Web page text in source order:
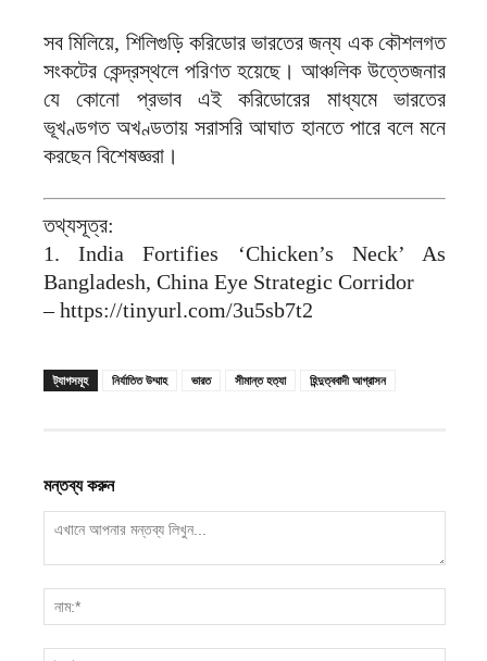
সব মিলিয়ে, শিলিগুড়ি করিডোর ভারতের জন্য এক কৌশলগত
সংকটের কেন্দ্রস্থলে পরিণত হয়েছে। আঞ্চলিক উত্তেজনার
যে কোনো প্রভাব এই করিডোরের মাধ্যমে ভারতের
ভূখণ্ডগত অখণ্ডতায় সরাসরি আঘাত হানতে পারে বলে মনে
করছেন বিশেষজ্ঞরা।
তথ্যসূত্র:
1. India Fortifies ‘Chicken’s Neck’ As
Bangladesh, China Eye Strategic Corridor
– https://tinyurl.com/3u5sb7t2
ট্যাগসমূহ নির্যাতিত উম্মাহ ভারত সীমান্ত হত্যা হিন্দুত্ববাদী আগ্রাসন
মন্তব্য করুন